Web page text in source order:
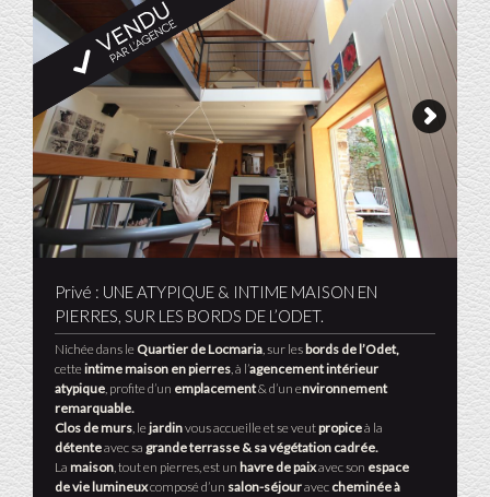
Privé : UNE ATYPIQUE & INTIME MAISON EN
PIERRES, SUR LES BORDS DE L’ODET.
Nichée dans leQuartier de Locmaria, sur les bords de l’Odet,
cetteintime maison en pierres, à l’agencement intérieur
atypique, profite d’un emplacement& d’un environnement
remarquable.
Clos de murs, lejardinvous accueille et se veutpropiceà la
détenteavec sa grande terrasse & sa végétation cadrée.
La maison, tout en pierres, est un havre de paixavec son espace
de vie lumineuxcomposé d’un salon-séjouravec cheminée à
GESTION
CONTACTEZ-NOUS